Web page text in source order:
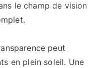
le champ de vision
peut
en plein soleil. Une